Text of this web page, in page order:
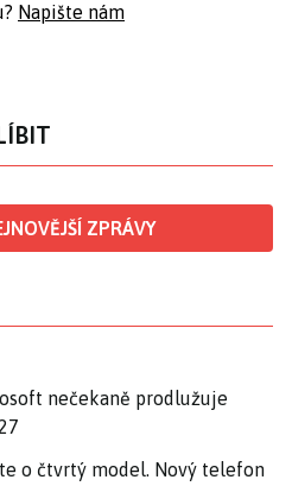
Napište nám
ZPRÁVY
nečekaně prodlužuje
o čtvrtý model. Nový telefon